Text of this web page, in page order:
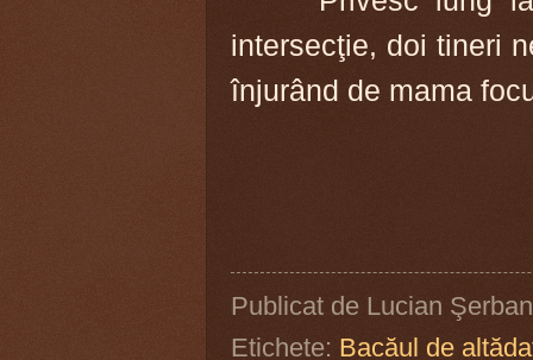
intersecţie, doi tineri
înjurând de mama
Publicat de Lucian Şerban
Etichete: Bacăul de